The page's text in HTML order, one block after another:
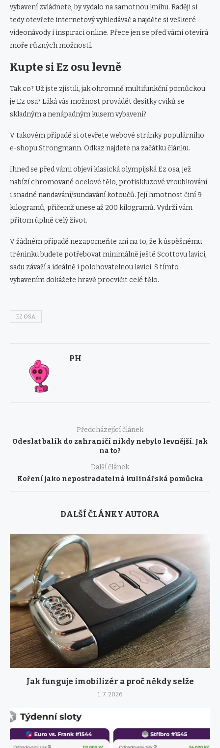
vybavení zvládnete, by vydalo na samotnou knihu. Raději si
tedy otevřete internetový vyhledávač a najděte si veškeré
videonávody i inspiraci online. Přece jen se před vámi otevírá
moře různých možností.
Kupte si Ez osu levně
Tak co? Už jste zjistili, jak ohromně multifunkční pomůckou
je Ez osa? Láká vás možnost provádět desítky cviků se
skladným a nenápadným kusem vybavení?
V takovém případě si otevřete webové stránky populárního
e-shopu Strongmann. Odkaz najdete na začátku článku.
Ihned se před vámi objeví klasická olympijská Ez osa, jež
nabízí chromované ocelové tělo, protiskluzové vroubkování
i snadné nandavání/sundavání kotoučů. Její hmotnost činí 9
kilogramů, přičemž unese až 200 kilogramů. Vydrží vám
přitom úplně celý život.
V žádném případě nezapomeňte ani na to, že k úspěšnému
tréninku budete potřebovat minimálně ještě Scottovu lavici,
sadu závaží a ideálně i polohovatelnou lavici. S tímto
vybavením dokážete hravě procvičit celé tělo.
EZ OSA
PH
Předcházející článek
Odeslat balík do zahraničí nikdy nebylo levnější. Jak
na to?
Další článek
Koření jako nepostradatelná kulinářská pomůcka
DALŠÍ ČLÁNKY AUTORA
Jak funguje imobilizér a proč někdy selže
1. 7. 2026